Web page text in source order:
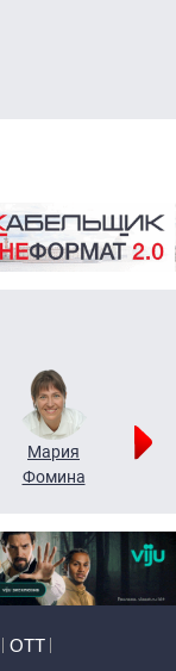
Мария
Фомина
ОТТ